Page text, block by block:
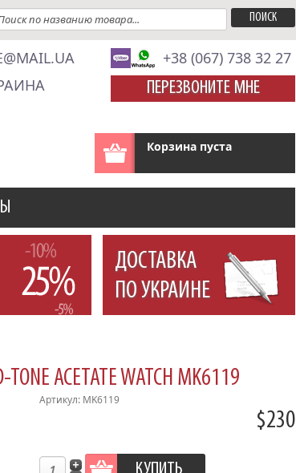
+38 (067) 738 32 27
ПЕРЕЗВОНИТЕ МНЕ
Корзина пуста
ДОСТАВКА
ПО УКРАИНЕ
ACETATE WATCH MK6119
Артикул: MK6119
$230